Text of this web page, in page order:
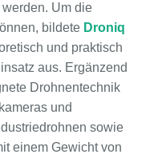
Um die
bildete Droniq
und praktisch
aus. Ergänzend
Drohnentechnik
und
sowie
einem Gewicht von